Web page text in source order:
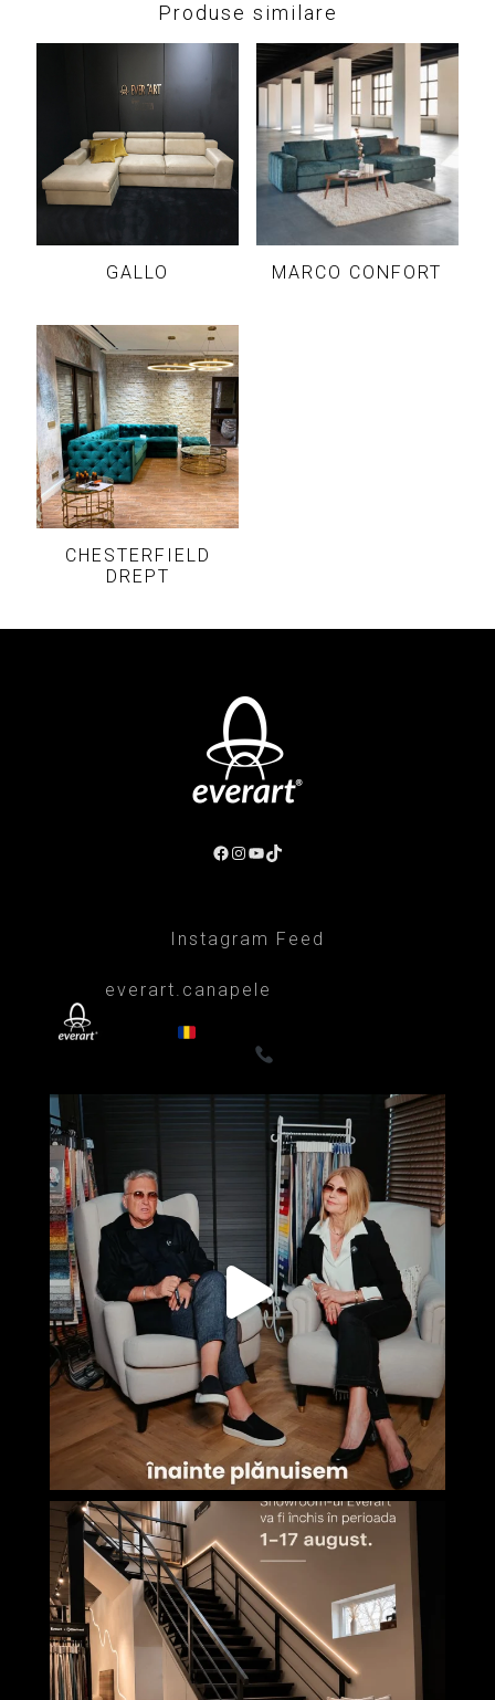
Produse similare
GALLO MARCO CONFORT
CHESTERFIELD
DREPT
Facebook
Instagram
YouTube
TikTok
Instagram Feed
everart.canapele